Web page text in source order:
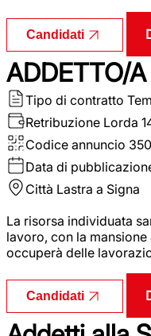
Candidati
ADDETTO/
Tipo di contratto
Retribuzione Lorda
Codice annuncio
Data di
Città Lastra a Signa
La risorsa individuata
lavoro, con la
occuperà delle
Candidati